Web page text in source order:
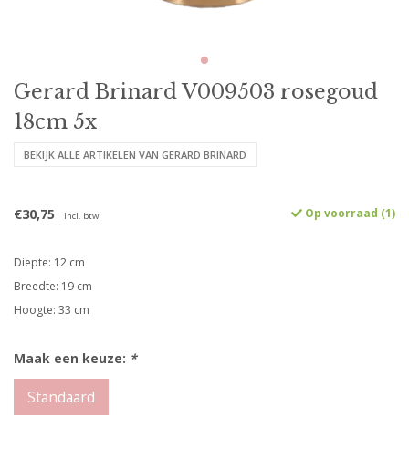
Gerard Brinard V009503 rosegoud
18cm 5x
BEKIJK ALLE ARTIKELEN VAN GERARD BRINARD
€30,75 Incl. btw Op voorraad (1)
Diepte: 12 cm
Breedte: 19 cm
Hoogte: 33 cm
Maak een keuze: *
Standaard